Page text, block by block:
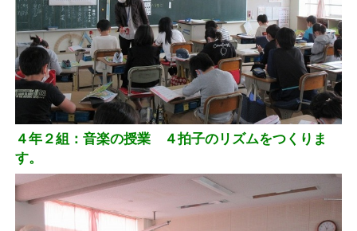
４年２組：音楽の授業 ４拍子のリズムをつくりま
す。